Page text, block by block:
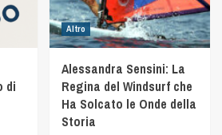
di
Altro
Alessandra Sensini: La
Regina del Windsurf che
Ha Solcato le Onde della
Storia